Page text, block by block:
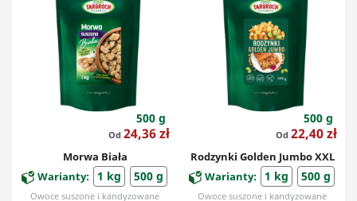
500 g
Od Cena
24,36 zł
Morwa Biała
Warianty: 1 kg 500 g
Owoce suszone i kandyzowane
500 g
Od Cena
22,40 zł
Rodzynki Golden Jumbo XXL
Warianty: 1 kg 500 g
Owoce suszone i kandyzowane